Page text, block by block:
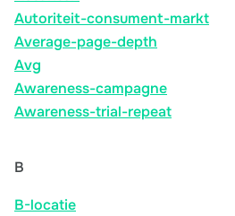
Autoriteit-consument-markt
Average-page-depth
Avg
Awareness-campagne
Awareness-trial-repeat
B
B-locatie